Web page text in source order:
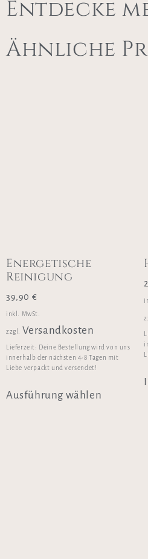
Entdecke
Ähnliche
Energetische
Reinigung
39,90 €
inkl. MwSt.
zzgl. Versandkosten
Lieferzeit: Deine Bestellung wird von uns
innerhalb der nächsten 4-8 Tagen mit
Liebe verpackt und versendet!
Ausführung wählen